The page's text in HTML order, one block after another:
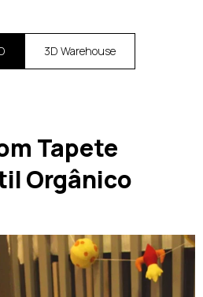
3D Warehouse
Tapete
Orgânico